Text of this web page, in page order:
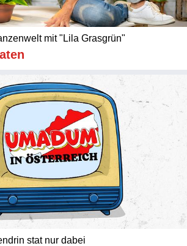
mit "Lila Grasgrün"
stat nur dabei